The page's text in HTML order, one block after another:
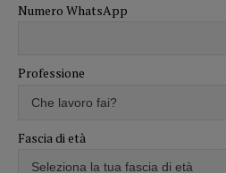
Numero WhatsApp
Professione
Fascia di età